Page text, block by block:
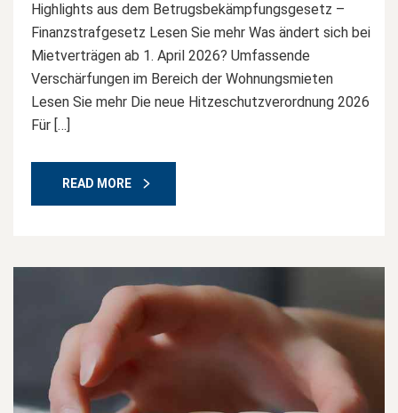
Highlights aus dem Betrugsbekämpfungsgesetz –
Finanzstrafgesetz Lesen Sie mehr Was ändert sich bei
Mietverträgen ab 1. April 2026? Umfassende
Verschärfungen im Bereich der Wohnungsmieten
Lesen Sie mehr Die neue Hitzeschutzverordnung 2026
Für […]
READ MORE